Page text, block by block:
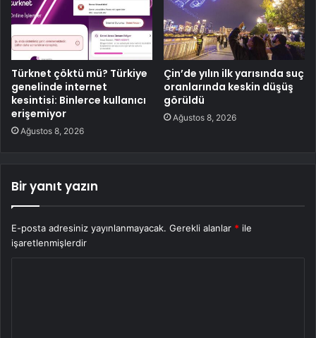
Türknet çöktü mü? Türkiye
genelinde internet
kesintisi: Binlerce kullanıcı
erişemiyor
Ağustos 8, 2026
Çin’de yılın ilk yarısında suç
oranlarında keskin düşüş
görüldü
Ağustos 8, 2026
Bir yanıt yazın
E-posta adresiniz yayınlanmayacak. Gerekli alanlar * ile
işaretlenmişlerdir